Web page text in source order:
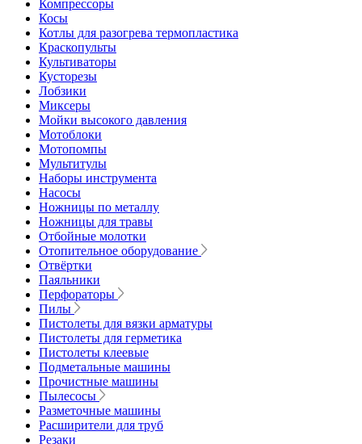
Компрессоры
Косы
Котлы для разогрева термопластика
Краскопульты
Культиваторы
Кусторезы
Лобзики
Миксеры
Мойки высокого давления
Мотоблоки
Мотопомпы
Мультитулы
Наборы инструмента
Насосы
Ножницы по металлу
Ножницы для травы
Отбойные молотки
Отопительное оборудование
Отвёртки
Паяльники
Перфораторы
Пилы
Пистолеты для вязки арматуры
Пистолеты для герметика
Пистолеты клеевые
Подметальные машины
Прочистные машины
Пылесосы
Разметочные машины
Расширители для труб
Резаки